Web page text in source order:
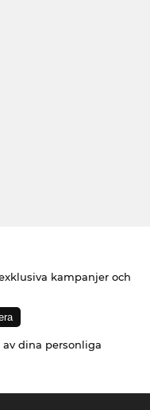
kampanjer och
dina personliga